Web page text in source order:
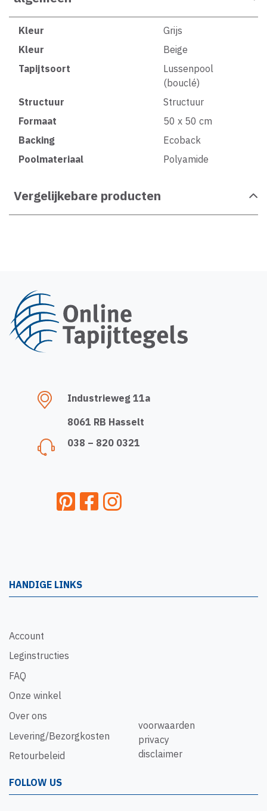
Kleur
Grijs
Kleur
Beige
Tapijtsoort
Lussenpool
(bouclé)
Structuur
Structuur
Formaat
50 x 50 cm
Backing
Ecoback
Poolmateriaal
Polyamide
Vergelijkebare producten
Industrieweg 11a
8061 RB Hasselt
038 – 820 0321
HANDIGE LINKS
Account
Leginstructies
FAQ
Onze winkel
Over ons
Levering/Bezorgkosten
Retourbeleid
voorwaarden
privacy
disclaimer
FOLLOW US